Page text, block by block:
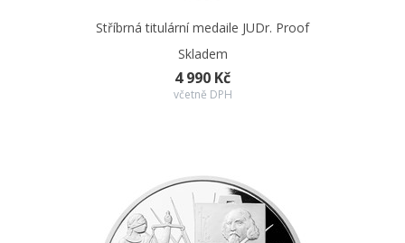
Stříbrná titulární medaile JUDr. Proof
Skladem
4 990 Kč
včetně DPH